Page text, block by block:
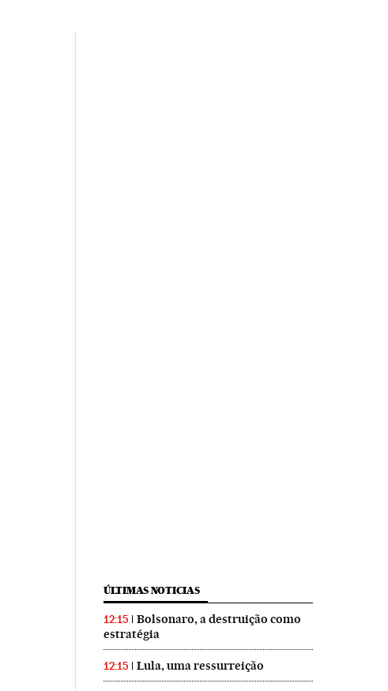
ÚLTIMAS NOTICIAS
12:15
Bolsonaro, a destruição como
estratégia
12:15 Lula, uma ressurreição